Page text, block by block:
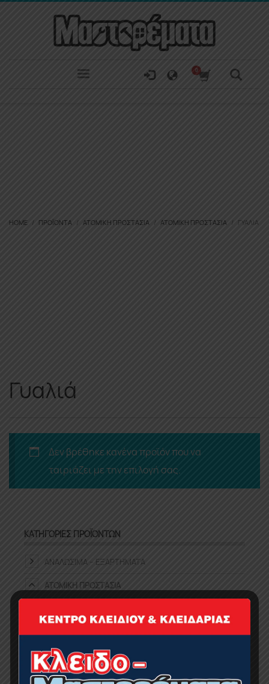
HOME ΠΡΟΪΌΝΤΑ ΑΤΟΜΙΚΉ ΠΡΟΣΤΑΣΊΑ ΑΤΟΜΙΚΉ ΠΡΟΣΤΑΣΊΑ ΓΥΑΛΙΆ
Γυαλιά
Δεν βρέθηκε κανένα προϊόν που να
ταιριάζει με την επιλογή σας.
ΚΑΤΗΓΟΡΊΕΣ ΠΡΟΪΌΝΤΩΝ
ΑΝΑΛΏΣΙΜΑ – ΕΞΑΡΤΉΜΑΤΑ
ΑΤΟΜΙΚΉ ΠΡΟΣΤΑΣΊΑ
ΓΆΝΤΙΑ ΕΡΓΑΣΊΑΣ
ΓΥΑΛΙΆ